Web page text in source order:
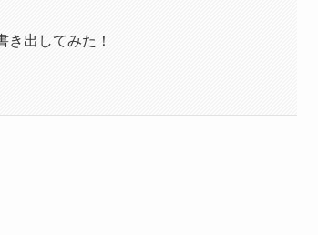
出してみた！